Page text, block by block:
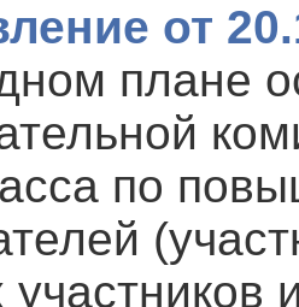
от
плане
по
участников